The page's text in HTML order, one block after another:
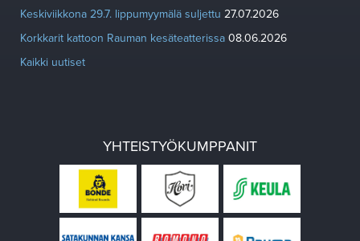
Keskiviikkona 29.7. lippumyymälä suljettu 27.07.2026
Korkkarit kattoon Rauman kesäteatterissa 08.06.2026
Kaikki uutiset
YHTEISTYÖKUMPPANIT